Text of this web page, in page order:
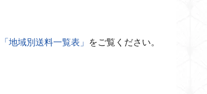
「地域別送料一覧表」 をご覧ください。